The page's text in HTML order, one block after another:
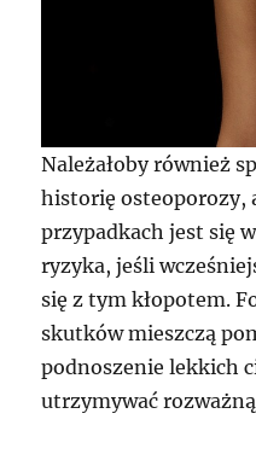
Należałoby również
historię osteoporozy,
przypadkach jest się
ryzyka, jeśli
się z tym kłopotem.
skutków mieszczą
podnoszenie lekkich
utrzymywać